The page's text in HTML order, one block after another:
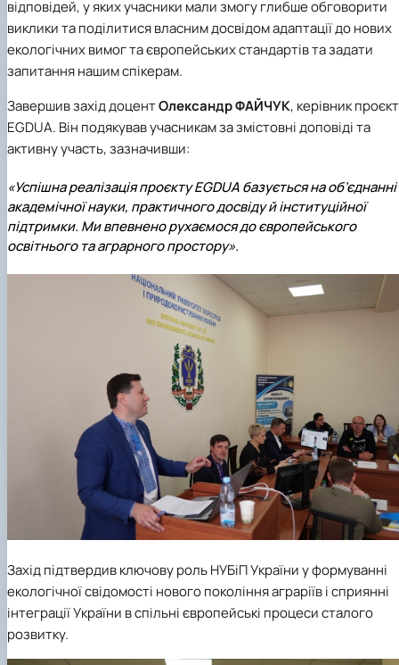
відповідей, у яких учасники мали змогу глибше обговорити
виклики та поділитися власним досвідом адаптації до нових
екологічних вимог та європейських стандартів та задати
запитання нашим спікерам.
Завершив захід доцентОлександрФАЙЧУК, керівник
EGDUA. Він подякував учасникам за змістовні доповіді та
активну участь, зазначивши:
«Успішна реалізація проєкту EGDUA базується на об’єднанні
академічної науки, практичного досвіду й інституційної
підтримки. Ми впевнено рухаємося до європейського
освітнього та аграрного простору».
Захід підтвердив ключову роль НУБіП України у формуванні
екологічної свідомості нового покоління аграріїв і сприянні
інтеграції України в спільні європейські процеси сталого
розвитку.